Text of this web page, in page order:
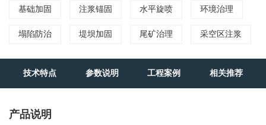
基础加固 注浆锚固 水平旋喷 环境治理
塌陷防治 堤坝加固 尾矿治理 采空区注浆
技术特点 参数说明 工程案例 相关推荐
产品说明